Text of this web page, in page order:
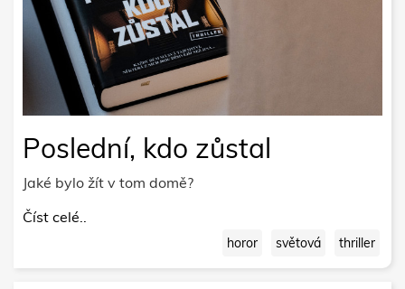
Poslední, kdo zůstal
Jaké bylo žít v tom domě?
Číst celé..
horor světová thriller